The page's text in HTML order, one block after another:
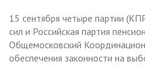
15 сентября четыре партии
сил и Российская партия
Общемосковский
обеспечения законности на